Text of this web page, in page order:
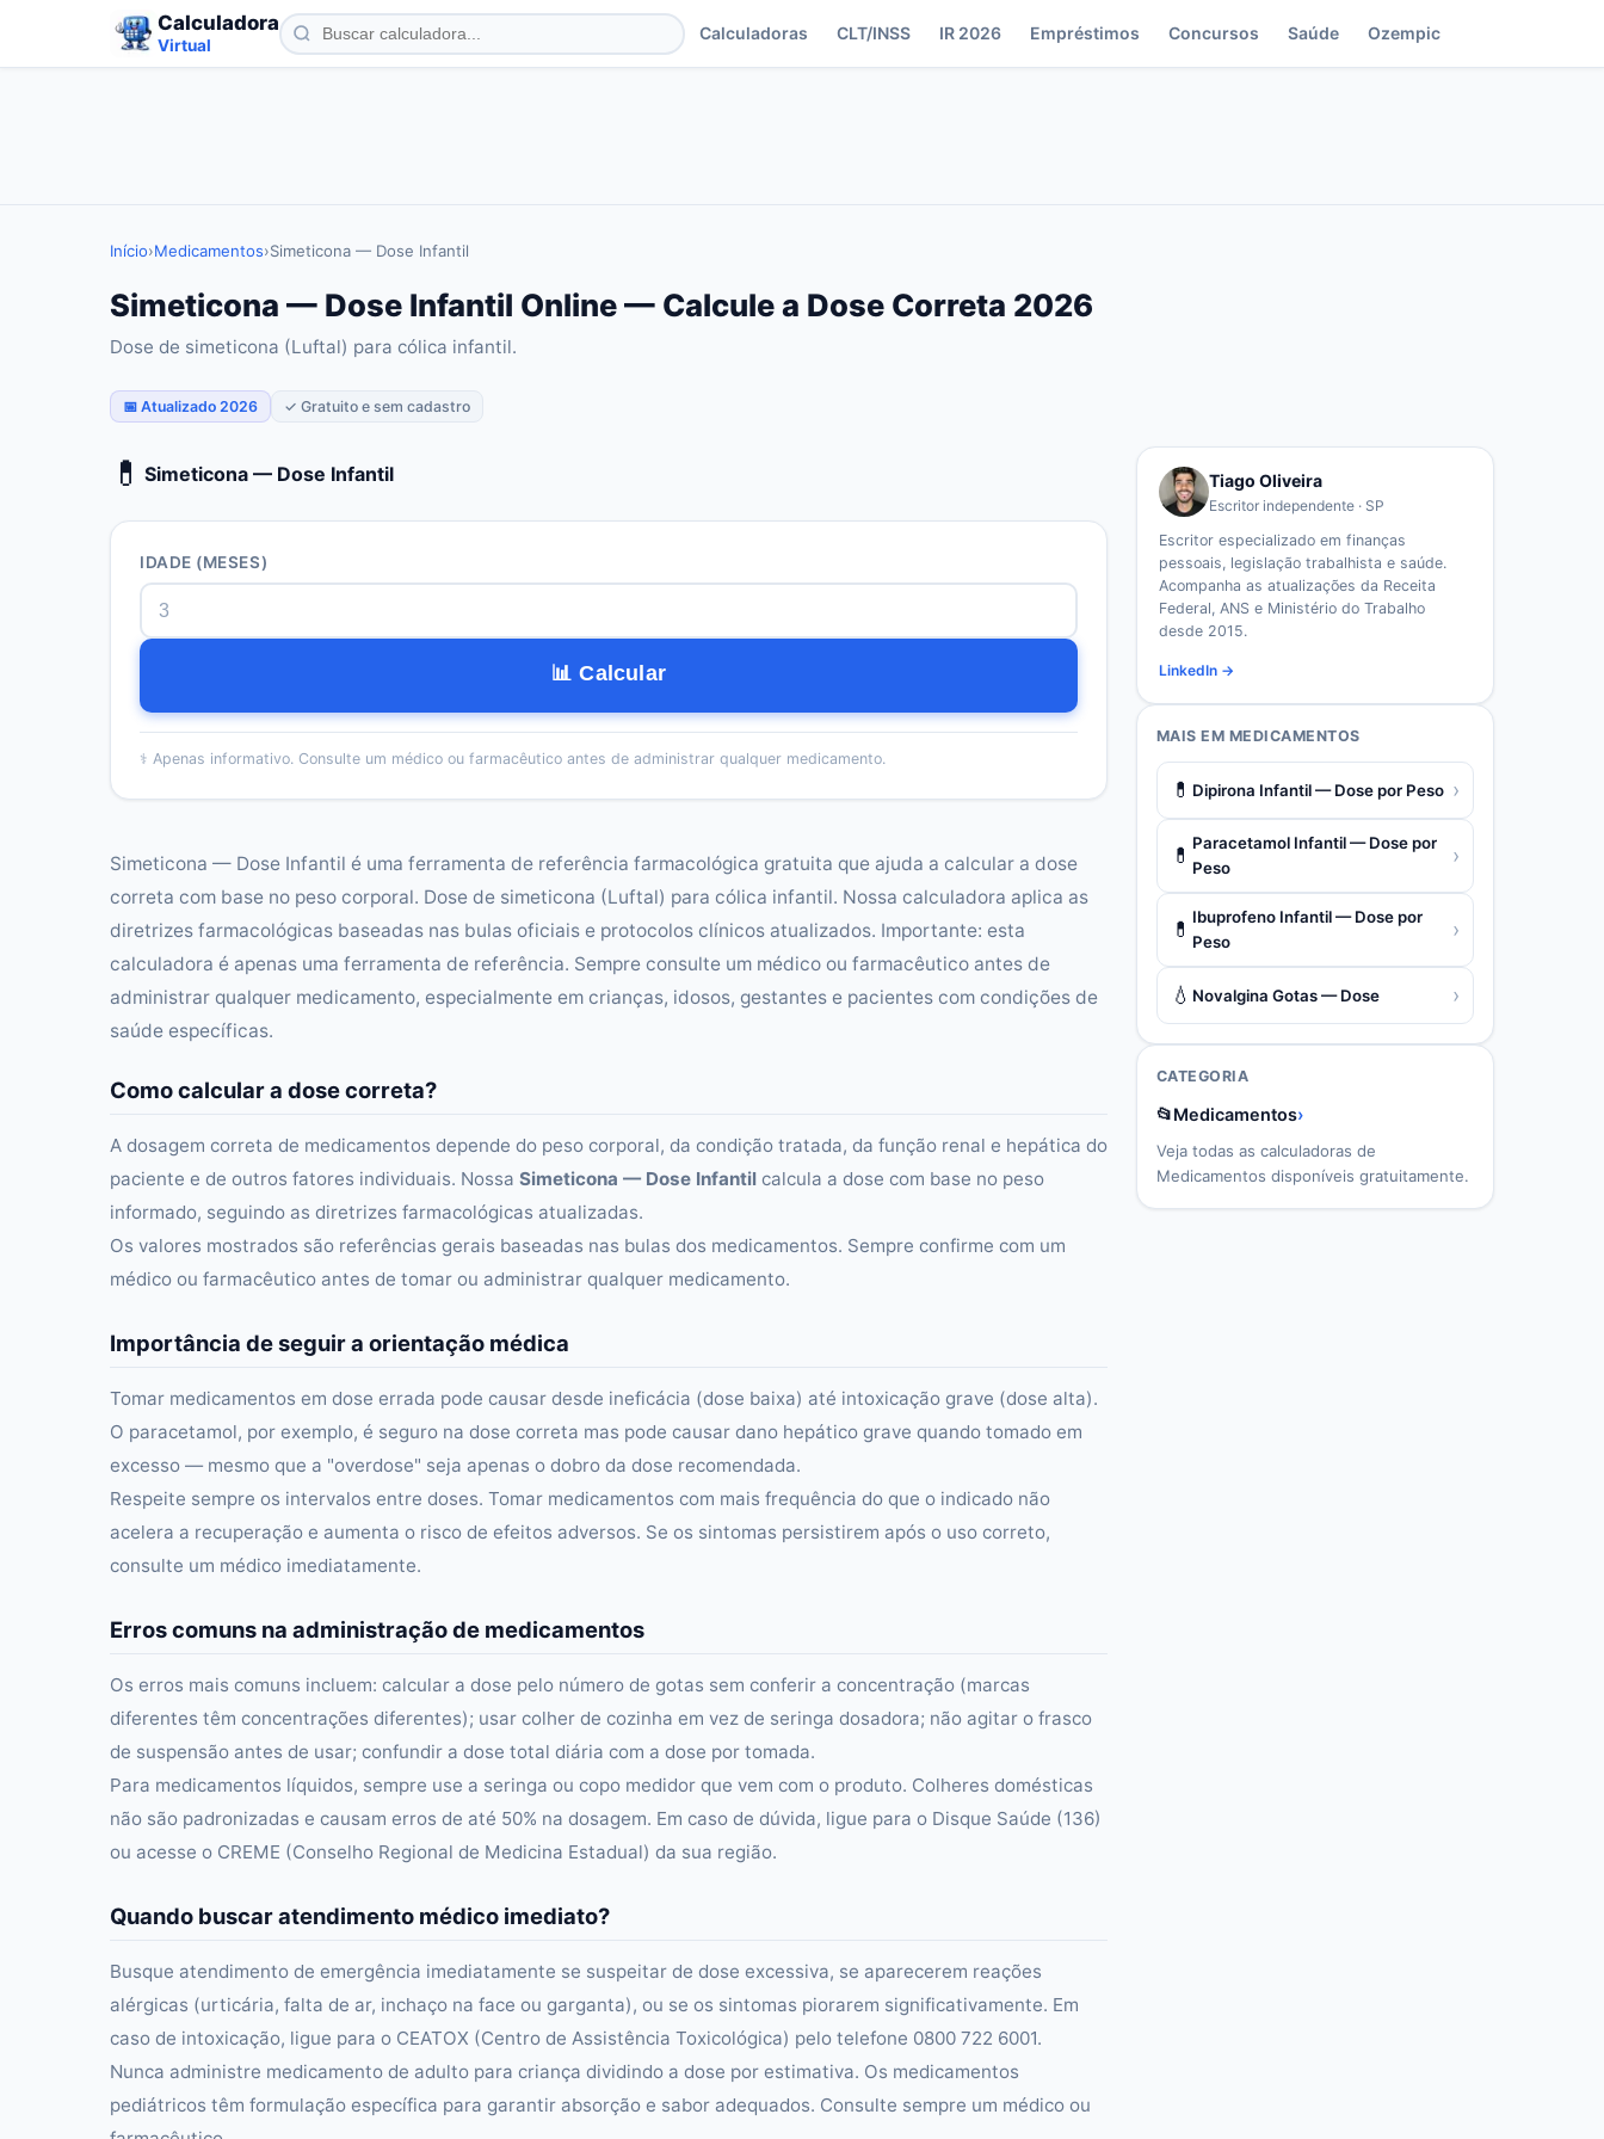
Calculadora
Virtual
Calculadoras CLT/INSS IR 2026 Empréstimos Concursos Saúde Ozempic
Início›Medicamentos›Simeticona — Dose Infantil
Simeticona — Dose Infantil Online — Calcule a Dose Correta 2026
Dose de simeticona (Luftal) para cólica infantil.
📅 Atualizado 2026 ✓ Gratuito e sem cadastro
💊 Simeticona — Dose Infantil
IDADE (MESES)
📊 Calcular
⚕️ Apenas informativo. Consulte um médico ou farmacêutico antes de administrar qualquer medicamento.
Simeticona — Dose Infantil é uma ferramenta de referência farmacológica gratuita que ajuda a calcular a dose
correta com base no peso corporal. Dose de simeticona (Luftal) para cólica infantil. Nossa calculadora aplica as
diretrizes farmacológicas baseadas nas bulas oficiais e protocolos clínicos atualizados. Importante: esta
calculadora é apenas uma ferramenta de referência. Sempre consulte um médico ou farmacêutico antes de
administrar qualquer medicamento, especialmente em crianças, idosos, gestantes e pacientes com condições de
saúde específicas.
Como calcular a dose correta?
A dosagem correta de medicamentos depende do peso corporal, da condição tratada, da função renal e hepática do
paciente e de outros fatores individuais. Nossa Simeticona — Dose Infantil calcula a dose com base no peso
informado, seguindo as diretrizes farmacológicas atualizadas.
Os valores mostrados são referências gerais baseadas nas bulas dos medicamentos. Sempre confirme com um
médico ou farmacêutico antes de tomar ou administrar qualquer medicamento.
Importância de seguir a orientação médica
Tomar medicamentos em dose errada pode causar desde ineficácia (dose baixa) até intoxicação grave (dose alta).
O paracetamol, por exemplo, é seguro na dose correta mas pode causar dano hepático grave quando tomado em
excesso — mesmo que a "overdose" seja apenas o dobro da dose recomendada.
Respeite sempre os intervalos entre doses. Tomar medicamentos com mais frequência do que o indicado não
acelera a recuperação e aumenta o risco de efeitos adversos. Se os sintomas persistirem após o uso correto,
consulte um médico imediatamente.
Erros comuns na administração de medicamentos
Os erros mais comuns incluem: calcular a dose pelo número de gotas sem conferir a concentração (marcas
diferentes têm concentrações diferentes); usar colher de cozinha em vez de seringa dosadora; não agitar o frasco
de suspensão antes de usar; confundir a dose total diária com a dose por tomada.
Para medicamentos líquidos, sempre use a seringa ou copo medidor que vem com o produto. Colheres domésticas
não são padronizadas e causam erros de até 50% na dosagem. Em caso de dúvida, ligue para o Disque Saúde (136)
ou acesse o CREME (Conselho Regional de Medicina Estadual) da sua região.
Quando buscar atendimento médico imediato?
Busque atendimento de emergência imediatamente se suspeitar de dose excessiva, se aparecerem reações
alérgicas (urticária, falta de ar, inchaço na face ou garganta), ou se os sintomas piorarem significativamente. Em
caso de intoxicação, ligue para o CEATOX (Centro de Assistência Toxicológica) pelo telefone 0800 722 6001.
Nunca administre medicamento de adulto para criança dividindo a dose por estimativa. Os medicamentos
pediátricos têm formulação específica para garantir absorção e sabor adequados. Consulte sempre um médico ou
Tiago Oliveira
Escritor independente · SP
Escritor especializado em finanças
pessoais, legislação trabalhista e saúde.
Acompanha as atualizações da Receita
Federal, ANS e Ministério do Trabalho
desde 2015.
LinkedIn →
MAIS EM MEDICAMENTOS
💊 Dipirona Infantil — Dose por Peso ›
💊 Paracetamol Infantil — Dose por
Peso
›
💊 Ibuprofeno Infantil — Dose por
Peso
›
💧 Novalgina Gotas — Dose ›
CATEGORIA
📂Medicamentos›
Veja todas as calculadoras de
Medicamentos disponíveis gratuitamente.